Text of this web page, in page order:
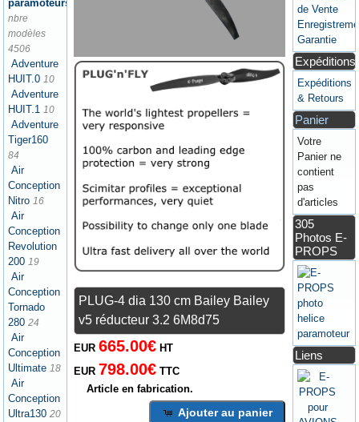
paramoteurs
nbre
modèles
4506
Adventure
HUIT.0 10
Adventure
HUIT.1 10
Adventure
Tiger160
84
Air
Conception
Nitro 16
Air
Conception
Revolution
200 19
Air
Conception
Tornado
280 24
Air
Conception
Ultimate 18
Air
Conception
Ultra130 20
PLUG-4 dia 130 cm Bailey Bailey
v5 réducteur 3.2 6M8d75
EUR665.00€ HT
EUR 798.00€ TTC
Article en fabrication.
Ajouter au panier
de Vente
Garantie
Expéditions
Expéditions
& Retours
Panier
Votre
Panier ne
contient
pas
d'articles
305
Photos E-
PROPS
Liens